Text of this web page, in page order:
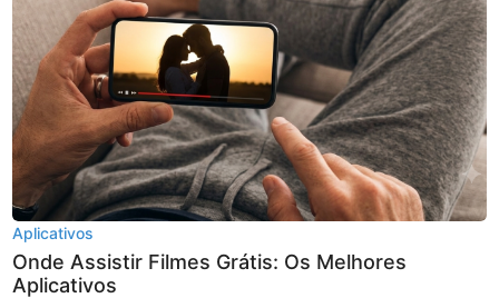
Aplicativos
Onde Assistir Filmes Grátis: Os Melhores
Aplicativos